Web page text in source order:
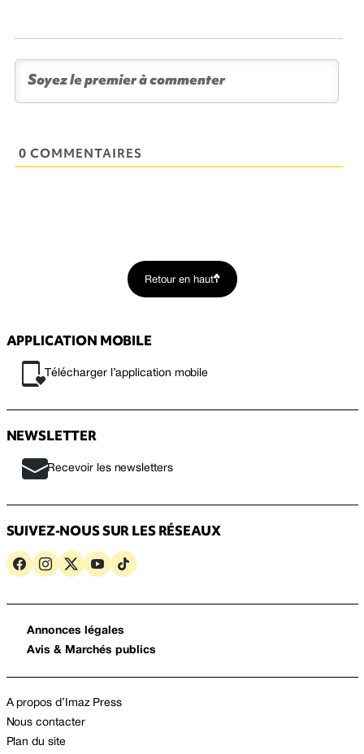
0 COMMENTAIRES
Retour en haut
APPLICATION MOBILE
Télécharger l’application mobile
NEWSLETTER
Recevoir les newsletters
SUIVEZ-NOUS SUR LES RÉSEAUX
Annonces légales
Avis & Marchés publics
A propos d’Imaz Press
Nous contacter
Plan du site